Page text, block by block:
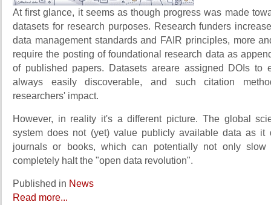
At first glance, it seems as though progress was made
datasets for research purposes. Research funders
data management standards and FAIR principles, more
require the posting of foundational research data as
of published papers. Datasets areare assigned DOIs to
always easily discoverable, and such citation
researchers' impact.
However, in reality it's a different picture. The global
system does not (yet) value publicly available data as it
journals or books, which can potentially not only
completely halt the "open data revolution".
Published in News
Read more...